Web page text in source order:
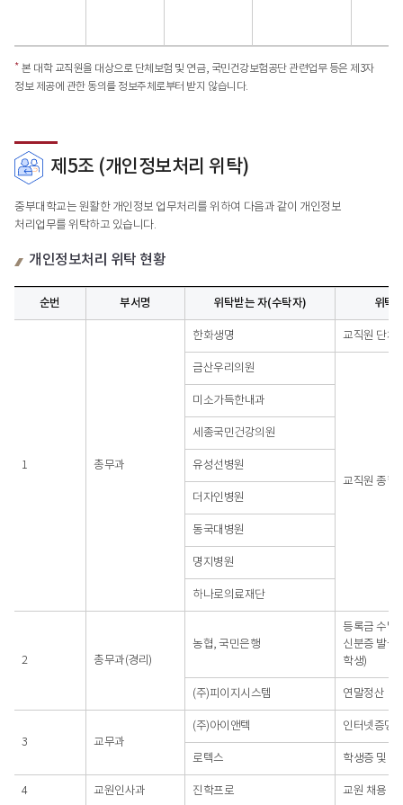
* 본 대학 교직원을 대상으로 단체보험 및 연금, 국민건강보험공단 관련업무 등은 제3자
정보 제공에 관한 동의를 정보주체로부터 받지 않습니다.
제5조 (개인정보처리 위탁)
중부대학교는 원활한 개인정보 업무처리를 위하여 다음과 같이 개인정보
처리업무를 위탁하고 있습니다.
개인정보처리 위탁 현황
개인정보
순번 부서명 위탁받는 자(수탁자) 위탁
1 총무과
한화생명 교직원 단체
금산우리의원
교직원 종합
미소가득한내과
세종국민건강의원
유성선병원
더자인병원
동국대병원
명지병원
하나로의료재단
2 총무과(경리)
농협, 국민은행
등록금 수납
신분증 발급
학생)
(주)피이지시스템 연말정산
3 교무과
(주)아이앤텍 인터넷증명
로텍스 학생증 및 신
4 교원인사과 진학프로 교원 채용 접